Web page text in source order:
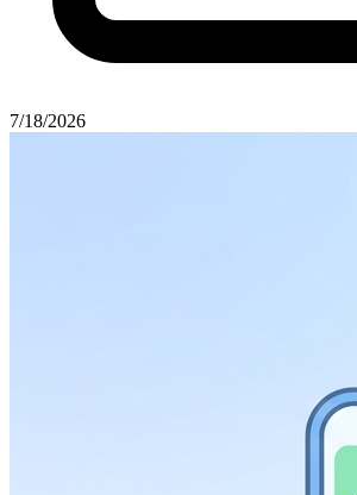
7/18/2026